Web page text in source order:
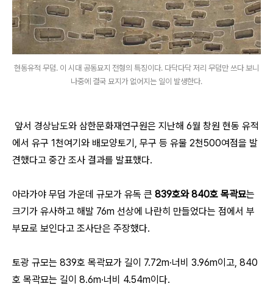
현동유적 무덤. 이 시대 공동묘지 전형의 특징이다. 다닥다닥 저리 무덤만 쓰다 보니
나중에 결국 묘지가 없어지는 일이 발생한다.
앞서 경상남도와 삼한문화재연구원은 지난해 6월 창원 현동 유적
에서 유구 1천여기와 배모양토기, 무구 등 유물 2천500여점을 발
견했다고 중간 조사 결과를 발표했다.
아라가야 무덤 가운데 규모가 유독 큰 839호와 840호 목곽묘는
크기가 유사하고 해발 76m 선상에 나란히 만들었다는 점에서 부
부묘로 보인다고 조사단은 주장했다.
토광 규모는 839호 목곽묘가 길이 7.72m·너비 3.96m이고, 840
호 목곽묘는 길이 8.6m·너비 4.54m이다.